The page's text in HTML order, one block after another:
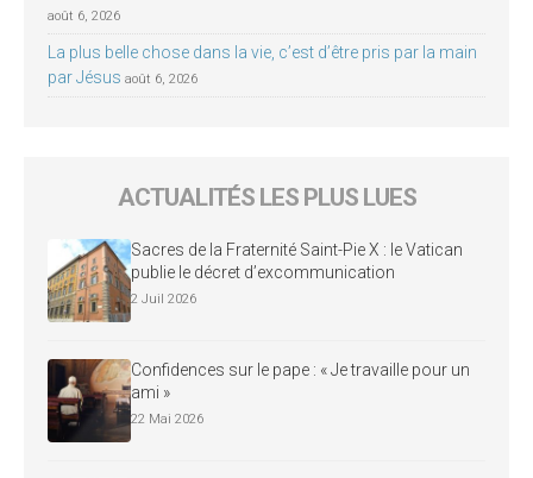
août 6, 2026
La plus belle chose dans la vie, c’est d’être pris par la main
par Jésus août 6, 2026
ACTUALITÉS LES PLUS LUES
Sacres de la Fraternité Saint-Pie X : le Vatican
publie le décret d’excommunication
2 Juil 2026
Confidences sur le pape : « Je travaille pour un
ami »
22 Mai 2026